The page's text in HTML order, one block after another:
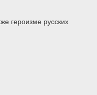
героизме русских